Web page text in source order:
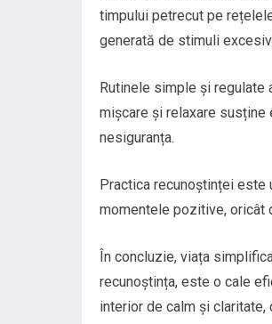
timpului petrecut pe
generată de stimuli
Rutinele simple și regulate
mișcare și relaxare
nesiguranța.
Practica recunoștinței este
momentele pozitive, oricât
În concluzie, viața
recunoștința, este o cale
interior de calm și claritate,